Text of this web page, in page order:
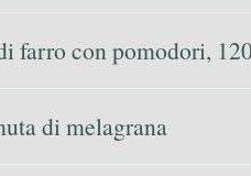
farro con pomodori,
di melagrana